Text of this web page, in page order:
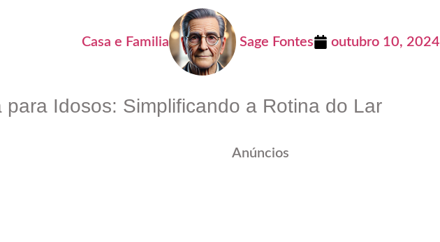
Casa e Familia Sage Fontes outubro 10, 2024
Idosos: Simplificando a Rotina do Lar
Anúncios